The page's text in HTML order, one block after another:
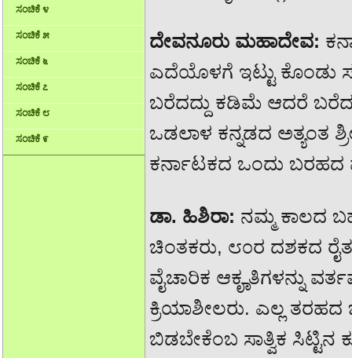
ಸಂಚಿಕೆ ೪
ಸಂಚಿಕೆ ೫
ಸಂಚಿಕೆ ೬
ಸಂಚಿಕೆ ೭
ಸಂಚಿಕೆ ೮
ಸಂಚಿಕೆ ೯
ದೇವನೂರು ಮಹಾದೇವ:
ಎದೆಯೊಳಗೆ ಇಟ್ಟು ಕೊಂಡು
ಬರೆದದ್ದು ಕಡಿಮೆ ಆದರೆ
ಒಡಲಾಳ ಕನ್ನಡದ ಅತ್ಯಂತ
ಕರ್ನಾಟಕದ ಒಂದು
ಡಾ. ಹಿಶಿರಾ: ನಮ್ಮ ಕಾಲದ
ಚಿಂತಕರು, ೮೦ರ ದಶಕದ
ವೈಚಾರಿಕ ಆಕೄತಿಗಳನ್ನು
ಕ್ರಿಯಾಶೀಲರು. ಎಲ್ಲ ತರಹದ
ಬಿಡಬೇಕೆಂಬ ಸಾತ್ವಿಕ ಸಿಟ್ಟಿನ